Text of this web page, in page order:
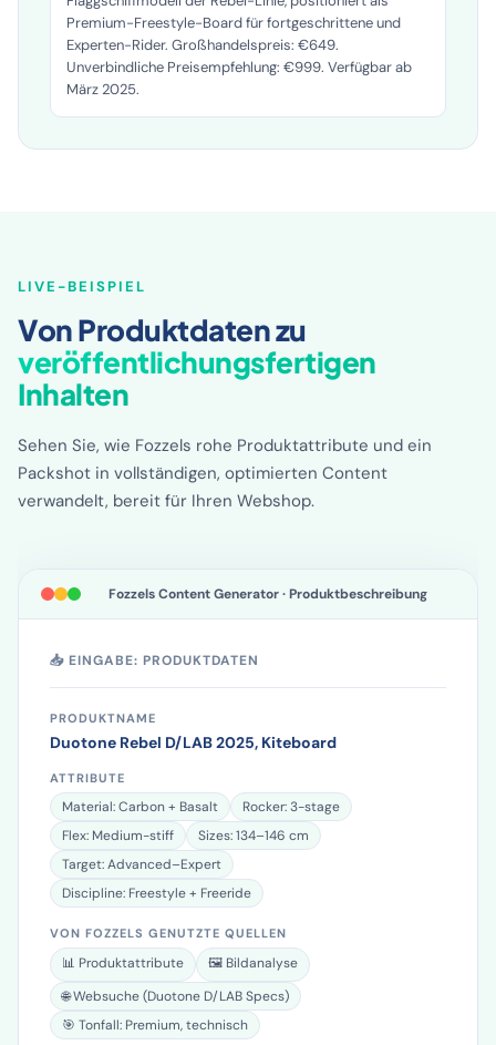
Das Duotone Rebel D/LAB 2025 ist das
Flaggschiffmodell der Rebel-Linie, positioniert als
Premium-Freestyle-Board für fortgeschrittene und
Experten-Rider. Großhandelspreis: €649.
Unverbindliche Preisempfehlung: €999. Verfügbar ab
März 2025.
Von Produktdaten zu
veröffentlichungsfertigen
Inhalten
Sehen Sie, wie Fozzels rohe Produktattribute und ein
Packshot in vollständigen, optimierten Content
Fozzels Content Generator · Produktbeschreibung
📥 EINGABE: PRODUKTDATEN
PRODUKTNAME
ATTRIBUTE
Material: Carbon + Basalt
Rocker: 3-stage
Flex: Medium-stiff
Sizes: 134–146 cm
Target: Advanced–Expert
VON FOZZELS GENUTZTE QUELLEN
📊 Produktattribute
🖼️ Bildanalyse
🌐 Websuche (Duotone D/LAB Specs)